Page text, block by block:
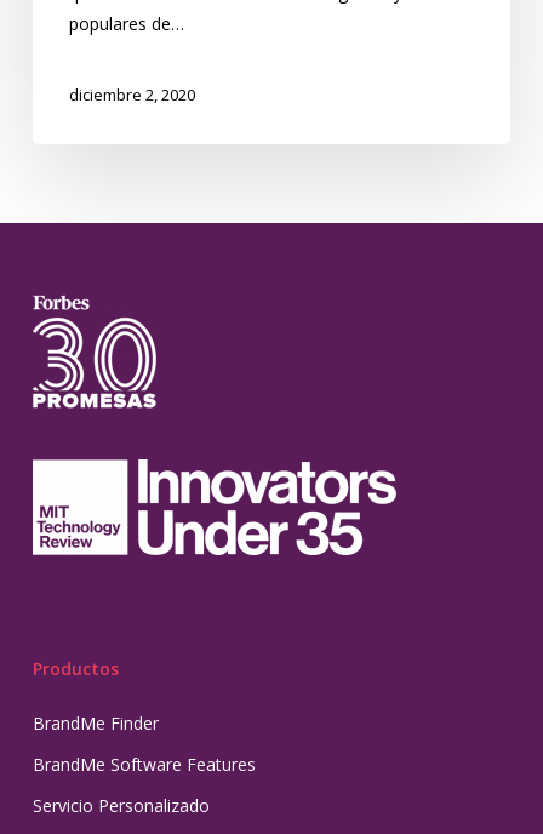
populares de…
diciembre 2, 2020
Productos
BrandMe Finder
BrandMe Software Features
Servicio Personalizado